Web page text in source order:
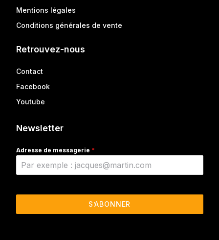
Mentions légales
Conditions générales de vente
Retrouvez-nous
Contact
Facebook
Youtube
Newsletter
Adresse de messagerie *
S’ABONNER